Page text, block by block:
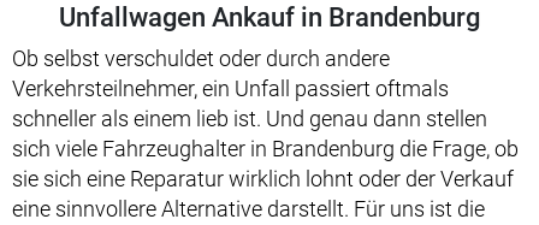
Unfallwagen Ankauf in Brandenburg
Ob selbst verschuldet oder durch andere
Verkehrsteilnehmer, ein Unfall passiert oftmals
schneller als einem lieb ist. Und genau dann stellen
sich viele Fahrzeughalter in Brandenburg die Frage, ob
sie sich eine Reparatur wirklich lohnt oder der Verkauf
eine sinnvollere Alternative darstellt. Für uns ist die